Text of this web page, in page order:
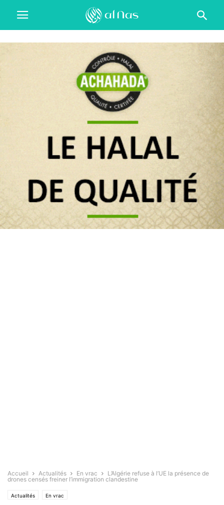
Accueil Actualités En vrac
L’Algérie refuse à l’UE la présence de
drones censés freiner l’immigration clandestine
Actualités En vrac